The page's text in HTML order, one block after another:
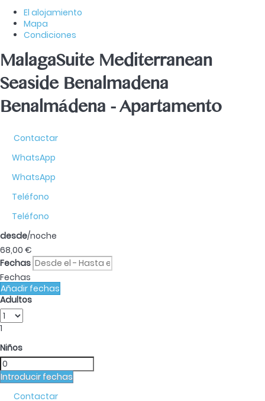
El alojamiento
Mapa
Condiciones
MalagaSuite Mediterranean
Seaside Benalmadena
Benalmádena -Apartamento
Contactar
WhatsApp
WhatsApp
Teléfono
Teléfono
desde/noche
68,00 €
Fechas
Fechas
Añadir fechas
Adultos
1
Niños
Introducir fechas
Contactar